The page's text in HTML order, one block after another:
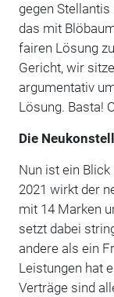
gegen
das mit
fairen Lösung
Gericht, wir
argumentativ
Lösung. Basta!
Die
Nun ist ein
2021 wirkt der
mit 14 Marken
setzt dabei
andere als ein
Leistungen hat
Verträge sind